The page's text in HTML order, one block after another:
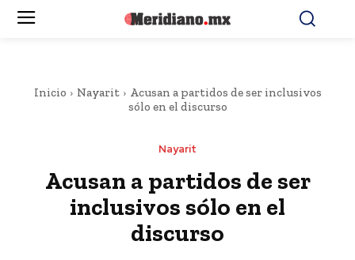
Inicio Nayarit
Acusan a partidos de ser inclusivos
sólo en el discurso
Nayarit
Acusan a partidos de ser
inclusivos sólo en el
discurso